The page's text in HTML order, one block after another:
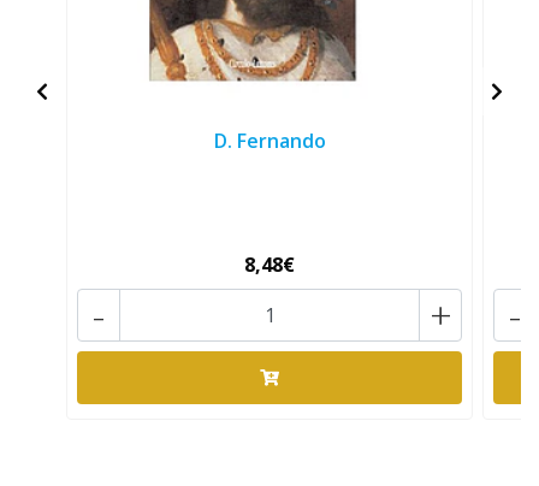
D. Fernando
8,48€
+
- -